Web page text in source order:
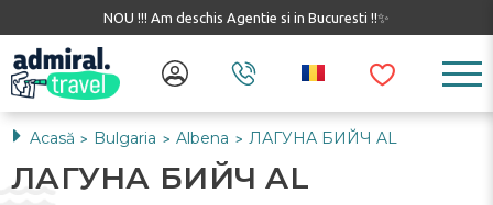
NOU !!! Am deschis Agentie si in Bucuresti !!✨
Acasă > Bulgaria > Albena > ЛАГУНА БИЙЧ AL
ЛАГУНА БИЙЧ AL